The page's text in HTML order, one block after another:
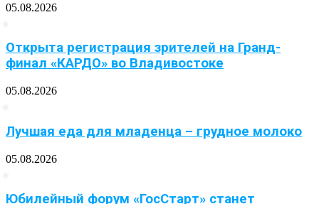
05.08.2026
Открыта регистрация зрителей на Гранд-
финал «КАРДО» во Владивостоке
05.08.2026
Лучшая еда для младенца – грудное молоко
05.08.2026
Юбилейный форум «ГосСтарт» станет